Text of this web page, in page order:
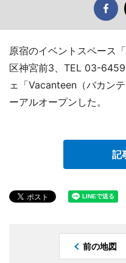
原宿のイベントスペース
区神宮前3、TEL 03-
ェ「Vacanteen（バカン
ーアルオープンした。
記
前の地図